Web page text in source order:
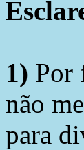
1) Por
não
para